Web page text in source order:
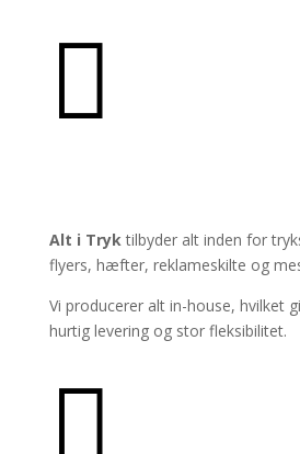

Alt i Tryktilbyder alt inden for
flyers, hæfter, reklameskilte og
Vi producerer alt in-house, hvilket
hurtig levering og stor fleksibilitet.
